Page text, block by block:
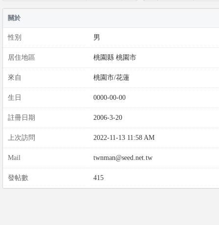
關於
性別 男
居住地區 桃園縣 桃園市
來自 桃園市/花蓮
生日 0000-00-00
註冊日期 2006-3-20
上次訪問 2022-11-13 11:58 AM
Mail twnman@seed.net.tw
發帖數 415